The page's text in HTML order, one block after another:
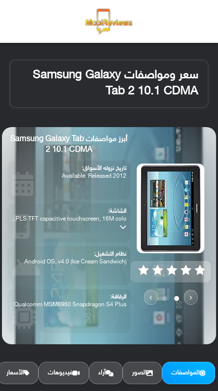
سعر ومواصفات Samsung Galaxy
Tab 2 10.1 CDMA
‹
›
أبرز مواصفات Samsung Galaxy Tab
2 10.1 CDMA
تاريخ نزوله الأسواق:
Available. Released 2012
الشاشة:
PLS TFT capacitive touchscreen, 16M colo...
نظام التشغيل:
Android OS, v4.0 (Ice Cream Sandwich)
الرقاقة:
Qualcomm MSM8960 Snapdragon S4 Plus
الرام / التخزين:
المواصفات الصور آراء فيديوهات الأسعار